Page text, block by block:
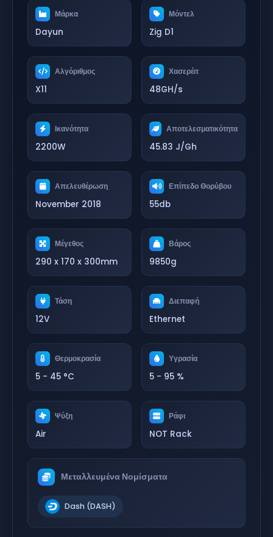
Μάρκα
Dayun
Μόντελ
Zig D1
Αλγόριθμος
X11
Χασερέιτ
48GH/s
Ικανότητα
2200W
Αποτελεσματικότητα
45.83 J/Gh
Απελευθέρωση
November 2018
Επίπεδο Θορύβου
55db
Μέγεθος
290 x 170 x 300mm
Βάρος
9850g
Τάση
12V
Διεπαφή
Ethernet
Θερμοκρασία
5 - 45 °C
Υγρασία
5 - 95 %
Ψύξη
Air
Ράφι
NOT Rack
Μεταλλευμένα Νομίσματα
Dash (DASH)